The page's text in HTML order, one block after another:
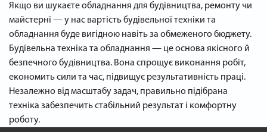
Якщо ви шукаєте обладнання для будівництва, ремонту чи
майстерні — у нас вартість будівельної техніки та
обладнання буде вигідною навіть за обмеженого бюджету.
Будівельна техніка та обладнання — це основа якісного й
безпечного будівництва. Вона спрощує виконання робіт,
економить сили та час, підвищує результативність праці.
Незалежно від масштабу задач, правильно підібрана
техніка забезпечить стабільний результат і комфортну
роботу.